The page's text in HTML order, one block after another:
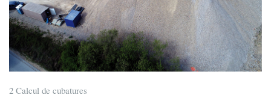
2 Calcul de cubatures